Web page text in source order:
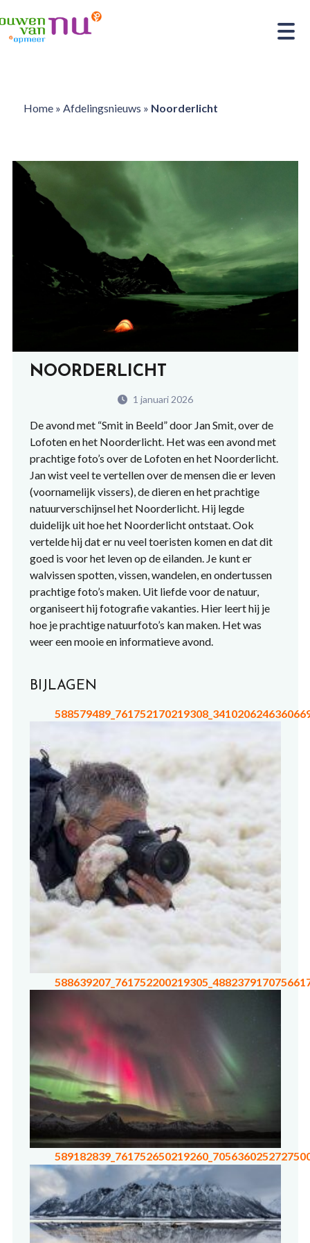
Home» Afdelingsnieuws » Noorderlicht
NOORDERLICHT
1 januari 2026
De avond met “Smit in Beeld” door Jan Smit, over de
Lofoten en het Noorderlicht. Het was een avond met
prachtige foto’s over de Lofoten en het Noorderlicht.
Jan wist veel te vertellen over de mensen die er leven
(voornamelijk vissers), de dieren en het prachtige
natuurverschijnsel het Noorderlicht. Hij legde
duidelijk uit hoe het Noorderlicht ontstaat. Ook
vertelde hij dat er nu veel toeristen komen en dat dit
goed is voor het leven op de eilanden. Je kunt er
walvissen spotten, vissen, wandelen, en ondertussen
prachtige foto’s maken. Uit liefde voor de natuur,
organiseert hij fotografie vakanties. Hier leert hij je
hoe je prachtige natuurfoto’s kan maken. Het was
weer een mooie en informatieve avond.
BIJLAGEN